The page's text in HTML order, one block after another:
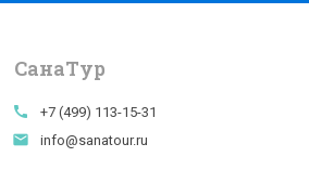
СанаTур
call +7 (499) 113-15-31
email info@sanatour.ru